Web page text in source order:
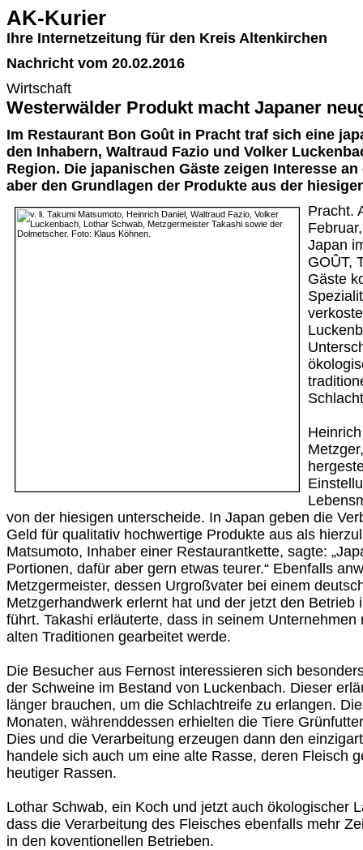
AK-Kurier
Ihre Internetzeitung für den Kreis Altenkirchen
Nachricht vom 20.02.2016
Wirtschaft
Westerwälder Produkt macht Japaner
Im Restaurant Bon Goût in Pracht traf sich eine
den Inhabern, Waltraud Fazio und Volker
Region. Die japanischen Gäste zeigen Interesse
aber den Grundlagen der Produkte aus der
Pracht.
Japan
GOÛT,
Gäste
von der hiesigen unterscheide. In Japan geben die
Geld für qualitativ hochwertige Produkte aus als
Matsumoto, Inhaber einer Restaurantkette, sagte:
Portionen, dafür aber gern etwas teurer.“ Ebenfalls
Metzgermeister, dessen Urgroßvater bei einem
Metzgerhandwerk erlernt hat und der jetzt den Betrieb
führt. Takashi erläuterte, dass in seinem
alten Traditionen gearbeitet werde.
Die Besucher aus Fernost interessieren sich
der Schweine im Bestand von Luckenbach. Dieser
länger brauchen, um die Schlachtreife zu erlangen.
Monaten, währenddessen erhielten die Tiere
Dies und die Verarbeitung erzeugen dann den
handele sich auch um eine alte Rasse, deren Fleisch
heutiger Rassen.
Lothar Schwab, ein Koch und jetzt auch ökologischer
dass die Verarbeitung des Fleisches ebenfalls mehr
in den koventionellen Betrieben.